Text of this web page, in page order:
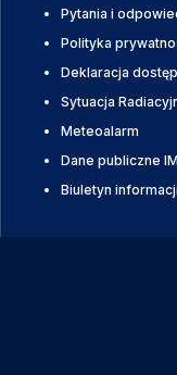
Pytania i
Polityka
Deklaracja
Sytuacja
Meteoalarm
Dane publiczne
Biuletyn